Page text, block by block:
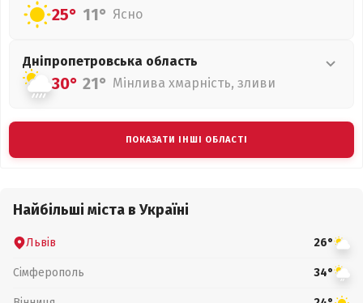
25° 11° Ясно
Дніпропетровська область
30° 21° Мінлива хмарність, зливи
ПОКАЗАТИ ІНШІ ОБЛАСТІ
Найбільші міста в Україні
Львів 26°
Сімферополь 34°